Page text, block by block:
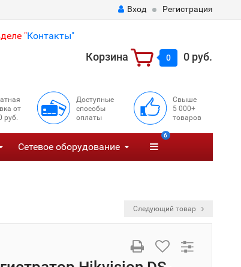
Вход Регистрация
"Контакты"
Корзина 0 0 руб.
от
руб.
Доступные
способы
оплаты
Свыше
5 000+
товаров
Сетевое оборудование
6
Следующий товар